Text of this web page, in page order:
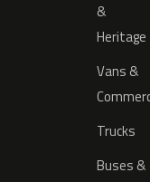
&
Heritage
Vans &
Trucks
Buses &